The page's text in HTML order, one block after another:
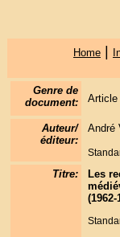
Home|
Genre de
document:
Article
Auteur/
éditeur:
André
Titre:
Les
(1962-